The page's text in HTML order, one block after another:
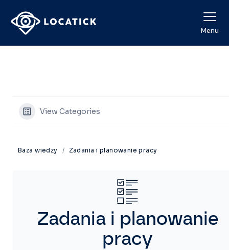
Menu
View Categories
Baza wiedzy Zadania i planowanie pracy
Zadania i planowanie
pracy